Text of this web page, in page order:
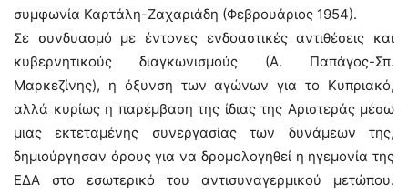
συμφωνία Καρτάλη-Ζαχαριάδη (Φεβρουάριος 1954).
Σε συνδυασμό με έντονες ενδοαστικές αντιθέσεις και
κυβερνητικούς διαγκωνισμούς (Α. Παπάγος-Σπ.
Μαρκεζίνης), η όξυνση των αγώνων για το Κυπριακό,
αλλά κυρίως η παρέμβαση της ίδιας της Αριστεράς μέσω
μιας εκτεταμένης συνεργασίας των δυνάμεων της,
δημιούργησαν όρους για να δρομολογηθεί η ηγεμονία της
ΕΔΑ στο εσωτερικό του αντισυναγερμικού μετώπου.